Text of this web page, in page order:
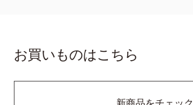
お買いものはこちら